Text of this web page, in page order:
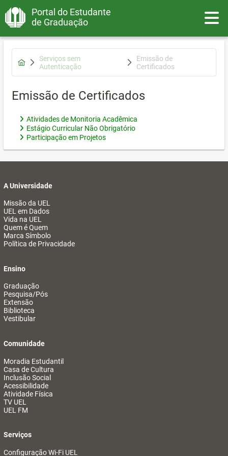
Portal do Estudante
de Graduação
Serviços sem
Autenticação
Emissão de
Certificados
Emissão de Certificados
Atividades de Monitoria Acadêmica
Estágio Curricular Não Obrigatório
Participação em Projetos
A Universidade
Missão da UEL
UEL em Dados
Vida na UEL
Quem é Quem
Marca Símbolo
Política de Privacidade
Ensino
Graduação
Pesquisa/Pós
Extensão
Biblioteca
Vestibular
Comunidade
Moradia Estudantil
Casa de Cultura
Inclusão Social
Acessibilidade
Atividade Física
TV UEL
UEL FM
Serviços
Configuração Wi-Fi UEL